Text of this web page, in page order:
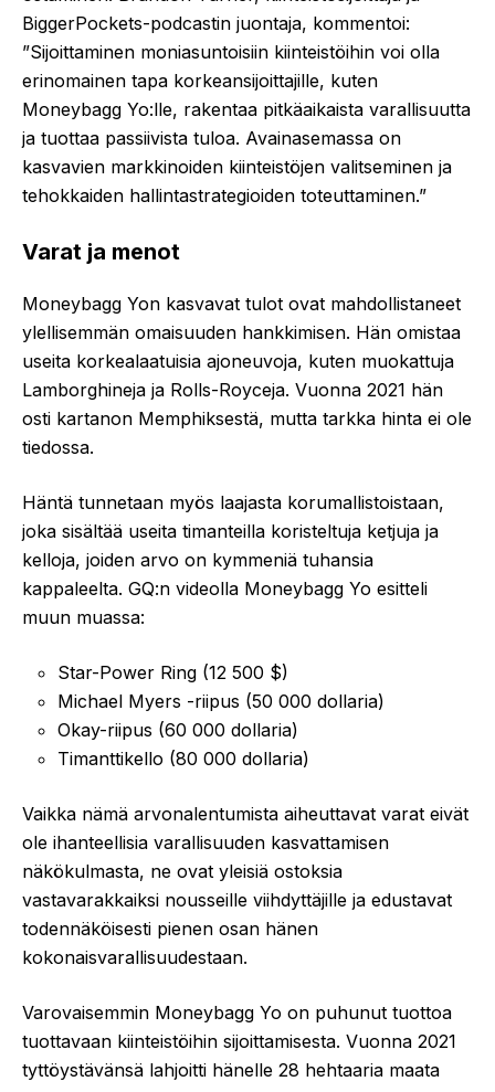
BiggerPockets-podcastin juontaja, kommentoi:
”Sijoittaminen moniasuntoisiin kiinteistöihin voi olla
erinomainen tapa korkeansijoittajille, kuten
Moneybagg Yo:lle, rakentaa pitkäaikaista varallisuutta
ja tuottaa passiivista tuloa. Avainasemassa on
kasvavien markkinoiden kiinteistöjen valitseminen ja
tehokkaiden hallintastrategioiden toteuttaminen.”
Varat ja menot
Moneybagg Yon kasvavat tulot ovat mahdollistaneet
ylellisemmän omaisuuden hankkimisen. Hän omistaa
useita korkealaatuisia ajoneuvoja, kuten muokattuja
Lamborghineja ja Rolls-Royceja. Vuonna 2021 hän
osti kartanon Memphiksestä, mutta tarkka hinta ei ole
tiedossa.
Häntä tunnetaan myös laajasta korumallistoistaan,
joka sisältää useita timanteilla koristeltuja ketjuja ja
kelloja, joiden arvo on kymmeniä tuhansia
kappaleelta. GQ:n videolla Moneybagg Yo esitteli
muun muassa:
Star-Power Ring (12 500 $)
Michael Myers -riipus (50 000 dollaria)
Okay-riipus (60 000 dollaria)
Timanttikello (80 000 dollaria)
Vaikka nämä arvonalentumista aiheuttavat varat eivät
ole ihanteellisia varallisuuden kasvattamisen
näkökulmasta, ne ovat yleisiä ostoksia
vastavarakkaiksi nousseille viihdyttäjille ja edustavat
todennäköisesti pienen osan hänen
kokonaisvarallisuudestaan.
Varovaisemmin Moneybagg Yo on puhunut tuottoa
tuottavaan kiinteistöihin sijoittamisesta. Vuonna 2021
tyttöystävänsä lahjoitti hänelle 28 hehtaaria maata